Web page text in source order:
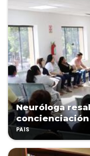
Neuróloga
PAÍS